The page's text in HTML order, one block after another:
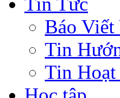
Báo
Tin
Tin